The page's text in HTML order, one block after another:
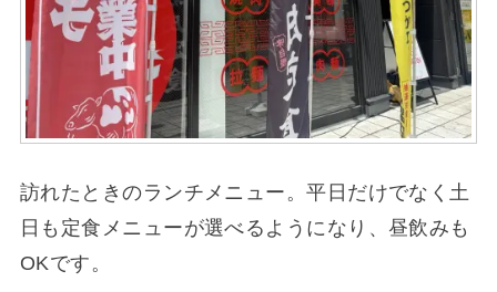
訪れたときのランチメニュー。平日だけでなく土
日も定食メニューが選べるようになり、昼飲みも
OKです。